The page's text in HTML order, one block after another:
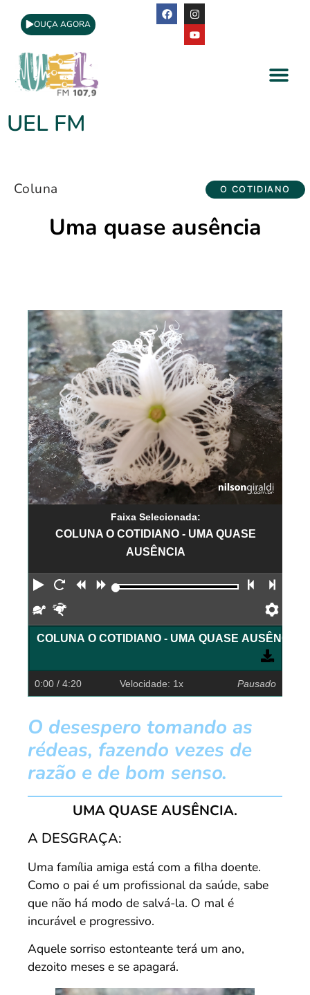
OUÇA AGORA
UEL FM
Coluna O COTIDIANO
Uma quase ausência
Faixa Selecionada:
COLUNA O COTIDIANO - UMA QUASE
AUSÊNCIA
Reproduzir
Reiniciar
Retroceder
Avançar Faixa
Devagar
COLUNA O COTIDIANO - UMA QUASE AUSÊNCIA
0:00 / 4:20 Velocidade: 1x Pausado
O desespero tomando as
rédeas, fazendo vezes de
razão e de bom senso.
UMA QUASE AUSÊNCIA.
A DESGRAÇA:
Uma família amiga está com a filha doente.
Como o pai é um profissional da saúde, sabe
que não há modo de salvá-la. O mal é
incurável e progressivo.
Aquele sorriso estonteante terá um ano,
dezoito meses e se apagará.